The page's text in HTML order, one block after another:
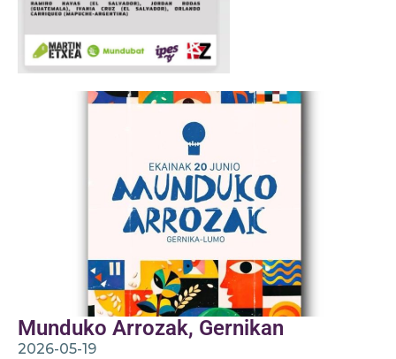
Munduko Arrozak, Gernikan
2026-05-19